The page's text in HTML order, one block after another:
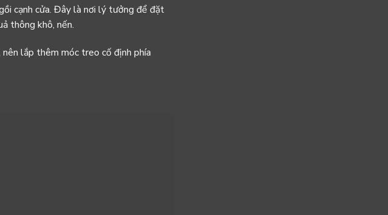
cạnh cửa. Đây là nơi lý tưởng để đặt
thông khô, nến.
lắp thêm móc treo cố định phía